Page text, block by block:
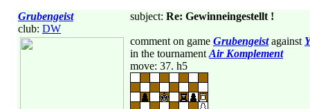
Grubengeist
club: DW
subject: Re: Gewinneingestellt !
comment on game Grubengeistagainst
in the tournament Air Komplement
move: 37. h5